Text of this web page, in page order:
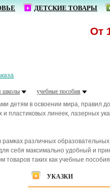
ДЕТСКИЕ ТОВАРЫ
От 1,62 р. -
школы
учебные пособия
детям в освоении мира, правил
и пластиковых линеек, лазерных
различных
себя максимально удобный и
товаров таких как учебные
УКАЗКИ